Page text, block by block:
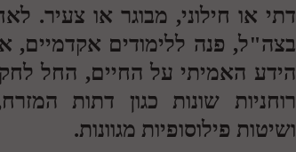
דתי או חילוני, מבוגר או צעיר.
בצה"ל, פנה ללימודים
הידע האמיתי על החיים, החל
רוחניות שונות כגון דתות
ושיטות פילוסופיות מגוונות.